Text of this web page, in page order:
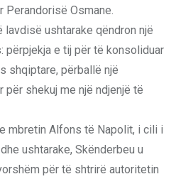
Osmane.
ushtarake qëndron një
përpjekja e tij për të konsoliduar
shqiptare, përballë një
shekuj me një ndjenjë të
mbretin Alfons të Napolit, i cili i
ushtarake, Skënderbeu u
për të shtrirë autoritetin